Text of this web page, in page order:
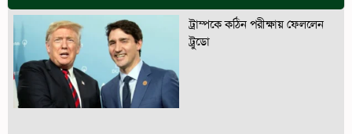
ট্রাম্পকে কঠিন পরীক্ষায় ফেললেন
ট্রুডো